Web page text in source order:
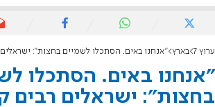
ערוץ 7 בארץ "אנחנו באים. הסתכלו לשמיים בחצות": ישראלים רבים קיבלו הודעות
"אנחנו באים. הסתכלו
בחצות": ישראלים רבים